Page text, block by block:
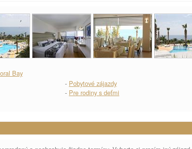
Bay
- Pobytové zájazdy
- Pre rodiny s deťmi